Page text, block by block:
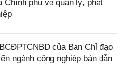
Chính phủ về quản lý, phát
của Ban Chỉ đạo
ngành công nghiệp bán dẫn